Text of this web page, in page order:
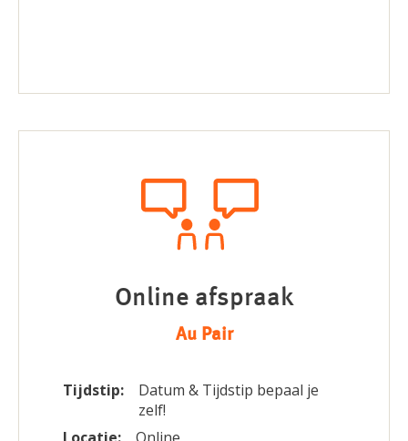
Online afspraak
Au Pair
Tijdstip:
Datum & Tijdstip bepaal je
zelf!